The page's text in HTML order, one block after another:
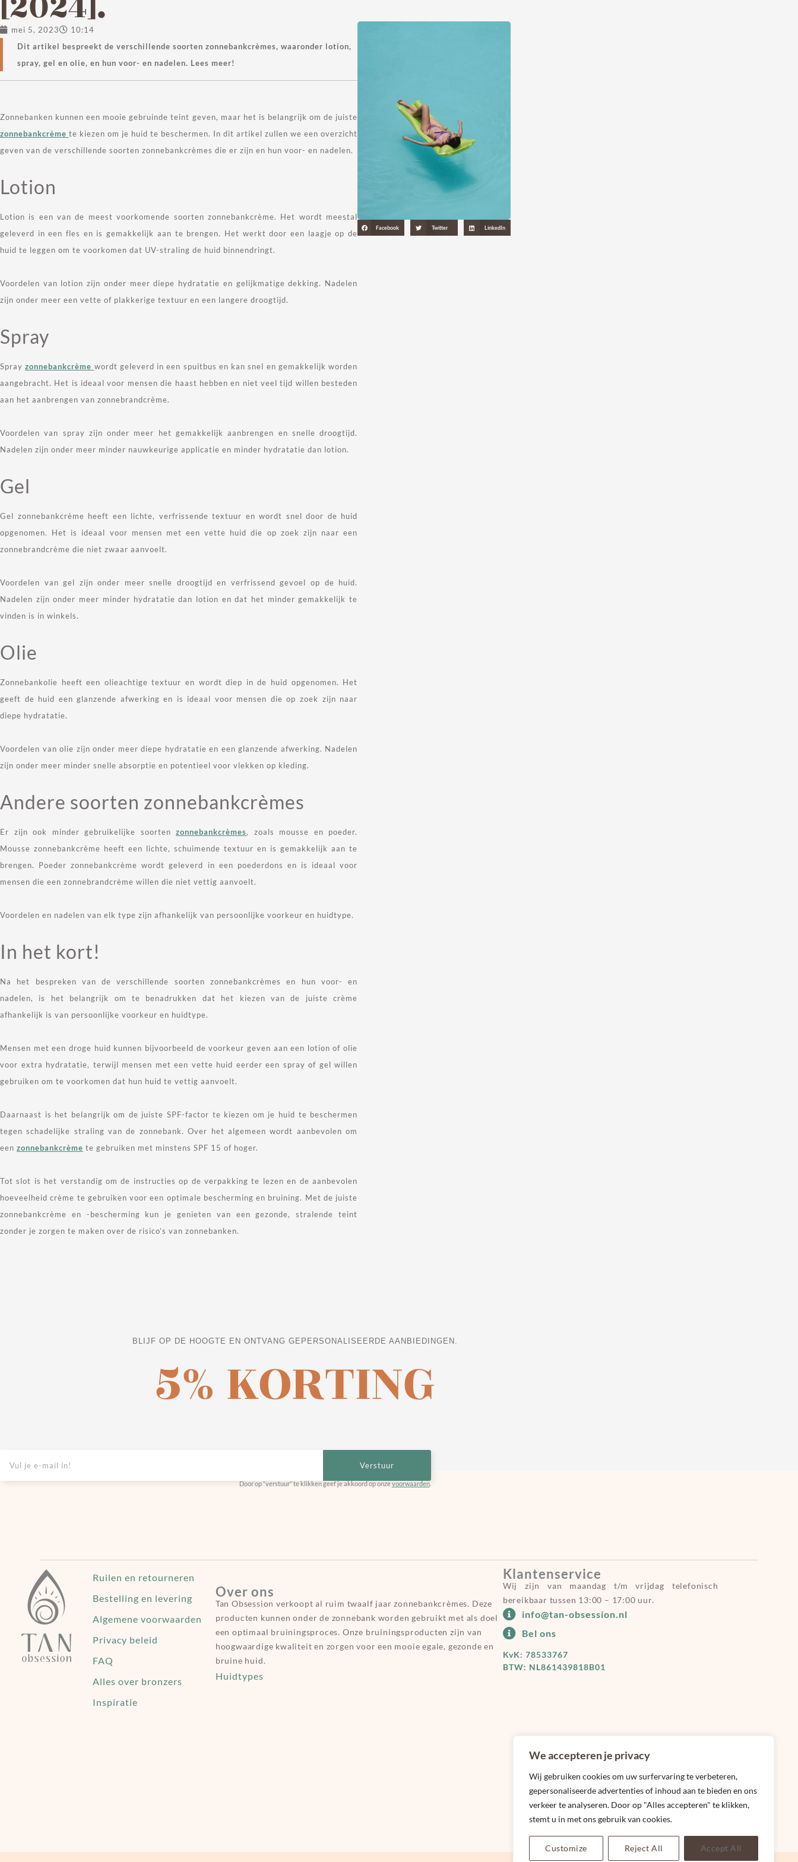
We accepteren je privacy
Wij gebruiken cookies om uw surfervaring te verbeteren,
gepersonaliseerde advertenties of inhoud aan te bieden en ons
verkeer te analyseren. Door op "Alles accepteren" te klikken,
stemt u in met ons gebruik van cookies.
Customize Reject All Accept All
mei 5, 2023
10:14
Dit artikel bespreekt de verschillende soorten zonnebankcrèmes, waaronder lotion,
spray, gel en olie, en hun voor- en nadelen. Lees meer!
Zonnebanken kunnen een mooie gebruinde teint geven, maar het is belangrijk om de juiste
zonnebankcrèmete kiezen om je huid te beschermen. In dit artikel zullen we een overzicht
geven van de verschillende soorten zonnebankcrèmes die er zijn en hun voor- en nadelen.
Lotion
Lotion is een van de meest voorkomende soorten zonnebankcrème. Het wordt meestal
geleverd in een fles en is gemakkelijk aan te brengen. Het werkt door een laagje op de
huid te leggen om te voorkomen dat UV-straling de huid binnendringt.
Voordelen van lotion zijn onder meer diepe hydratatie en gelijkmatige dekking. Nadelen
zijn onder meer een vette of plakkerige textuur en een langere droogtijd.
Spray
Sprayzonnebankcrème wordt geleverd in een spuitbus en kan snel en gemakkelijk worden
aangebracht. Het is ideaal voor mensen die haast hebben en niet veel tijd willen besteden
aan het aanbrengen van zonnebrandcrème.
Voordelen van spray zijn onder meer het gemakkelijk aanbrengen en snelle droogtijd.
Nadelen zijn onder meer minder nauwkeurige applicatie en minder hydratatie dan lotion.
Gel
Gel zonnebankcrème heeft een lichte, verfrissende textuur en wordt snel door de huid
opgenomen. Het is ideaal voor mensen met een vette huid die op zoek zijn naar een
zonnebrandcrème die niet zwaar aanvoelt.
Voordelen van gel zijn onder meer snelle droogtijd en verfrissend gevoel op de huid.
Nadelen zijn onder meer minder hydratatie dan lotion en dat het minder gemakkelijk te
vinden is in winkels.
Olie
Zonnebankolie heeft een olieachtige textuur en wordt diep in de huid opgenomen. Het
geeft de huid een glanzende afwerking en is ideaal voor mensen die op zoek zijn naar
diepe hydratatie.
Voordelen van olie zijn onder meer diepe hydratatie en een glanzende afwerking. Nadelen
zijn onder meer minder snelle absorptie en potentieel voor vlekken op kleding.
Andere soorten zonnebankcrèmes
Er zijn ook minder gebruikelijke soortenzonnebankcrèmes, zoals mousse en poeder.
Mousse zonnebankcrème heeft een lichte, schuimende textuur en is gemakkelijk aan te
brengen. Poeder zonnebankcrème wordt geleverd in een poederdons en is ideaal voor
mensen die een zonnebrandcrème willen die niet vettig aanvoelt.
Voordelen en nadelen van elk type zijn afhankelijk van persoonlijke voorkeur en huidtype.
In het kort!
Na het bespreken van de verschillende soorten zonnebankcrèmes en hun voor- en
nadelen, is het belangrijk om te benadrukken dat het kiezen van de juiste crème
afhankelijk is van persoonlijke voorkeur en huidtype.
Mensen met een droge huid kunnen bijvoorbeeld de voorkeur geven aan een lotion of olie
voor extra hydratatie, terwijl mensen met een vette huid eerder een spray of gel willen
gebruiken om te voorkomen dat hun huid te vettig aanvoelt.
Daarnaast is het belangrijk om de juiste SPF-factor te kiezen om je huid te beschermen
tegen schadelijke straling van de zonnebank. Over het algemeen wordt aanbevolen om
een zonnebankcrème te gebruiken met minstens SPF 15 of hoger.
Tot slot is het verstandig om de instructies op de verpakking te lezen en de aanbevolen
hoeveelheid crème te gebruiken voor een optimale bescherming en bruining. Met de juiste
zonnebankcrème en -bescherming kun je genieten van een gezonde, stralende teint
zonder je zorgen te maken over de risico’s van zonnebanken.
Facebook Twitter LinkedIn
BLIJF OP DE HOOGTE EN ONTVANG GEPERSONALISEERDE AANBIEDINGEN.
5% KORTING
Verstuur
Door op “verstuur” te klikken geef je akkoord op onzevoorwaarden.
Ruilen en retourneren
Bestelling en levering
Algemene voorwaarden
Privacy beleid
FAQ
Alles over bronzers
Inspiratie
Over ons
Tan Obsession verkoopt al ruim twaalf jaar zonnebankcrèmes. Deze
producten kunnen onder de zonnebank worden gebruikt met als doel
een optimaal bruiningsproces. Onze bruiningsproducten zijn van
hoogwaardige kwaliteit en zorgen voor een mooie egale, gezonde en
bruine huid.
Huidtypes
Klantenservice
Wij zijn van maandag t/m vrijdag telefonisch
bereikbaar tussen 13:00 – 17:00 uur.
info@tan-obsession.nl
Bel ons
KvK: 78533767
BTW: NL861439818B01